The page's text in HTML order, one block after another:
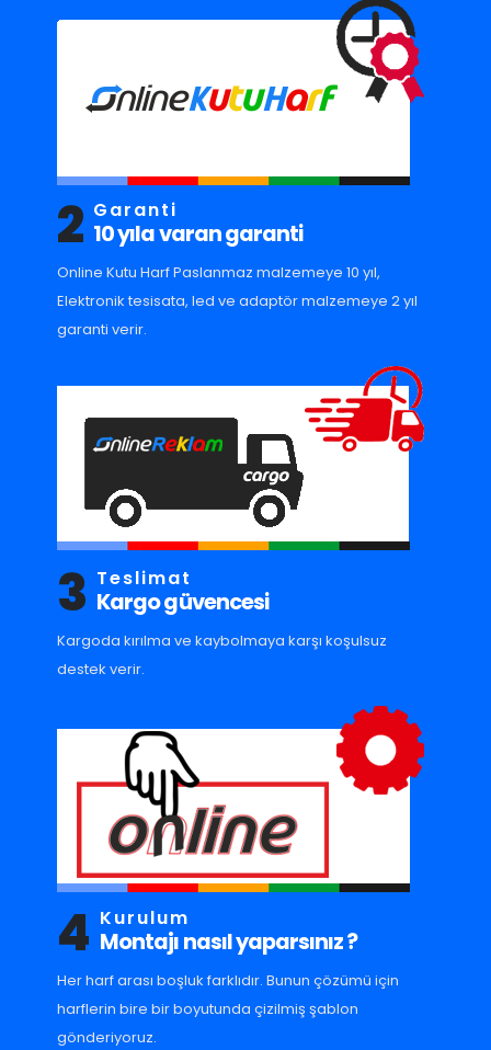
2 Garanti
10 yıla varan garanti
Online Kutu Harf Paslanmaz malzemeye 10 yıl,
Elektronik tesisata, led ve adaptör malzemeye 2 yıl
garanti verir.
3 Teslimat
Kargo güvencesi
Kargoda kırılma ve kaybolmaya karşı koşulsuz
destek verir.
4 Kurulum
Montajı nasıl yaparsınız ?
Her harf arası boşluk farklıdır. Bunun çözümü için
harflerin bire bir boyutunda çizilmiş şablon
gönderiyoruz.